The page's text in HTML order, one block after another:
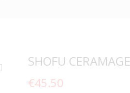
SHOFU
€45.50